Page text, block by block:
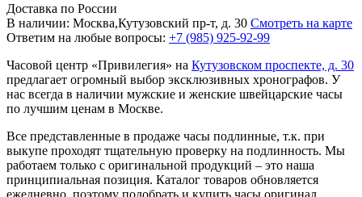
Доставка по России
В наличии: Москва,Кутузовский пр-т, д. 30 Смотреть на карте
Ответим на любые вопросы: +7 (985) 925-92-99
Часовой центр «Привилегия» на Кутузовском проспекте, д. 30
предлагает огромный выбор эксклюзивных хронографов. У
нас всегда в наличии мужские и женские швейцарские часы
по лучшим ценам в Москве.
Все представленные в продаже часы подлинные, т.к. при
выкупе проходят тщательную проверку на подлинность. Мы
работаем только с оригинальной продукций – это наша
принципиальная позиция. Каталог товаров обновляется
ежедневно, поэтому подобрать и купить часы оригинал